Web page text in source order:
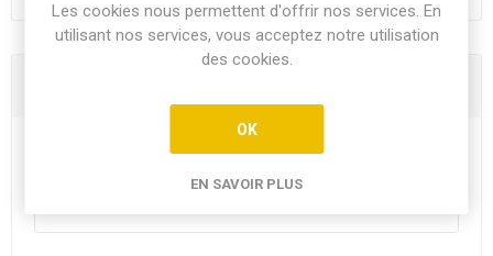
Les cookies nous permettent d'offrir nos services. En
utilisant nos services, vous acceptez notre utilisation
des cookies.
OK
EN SAVOIR PLUS